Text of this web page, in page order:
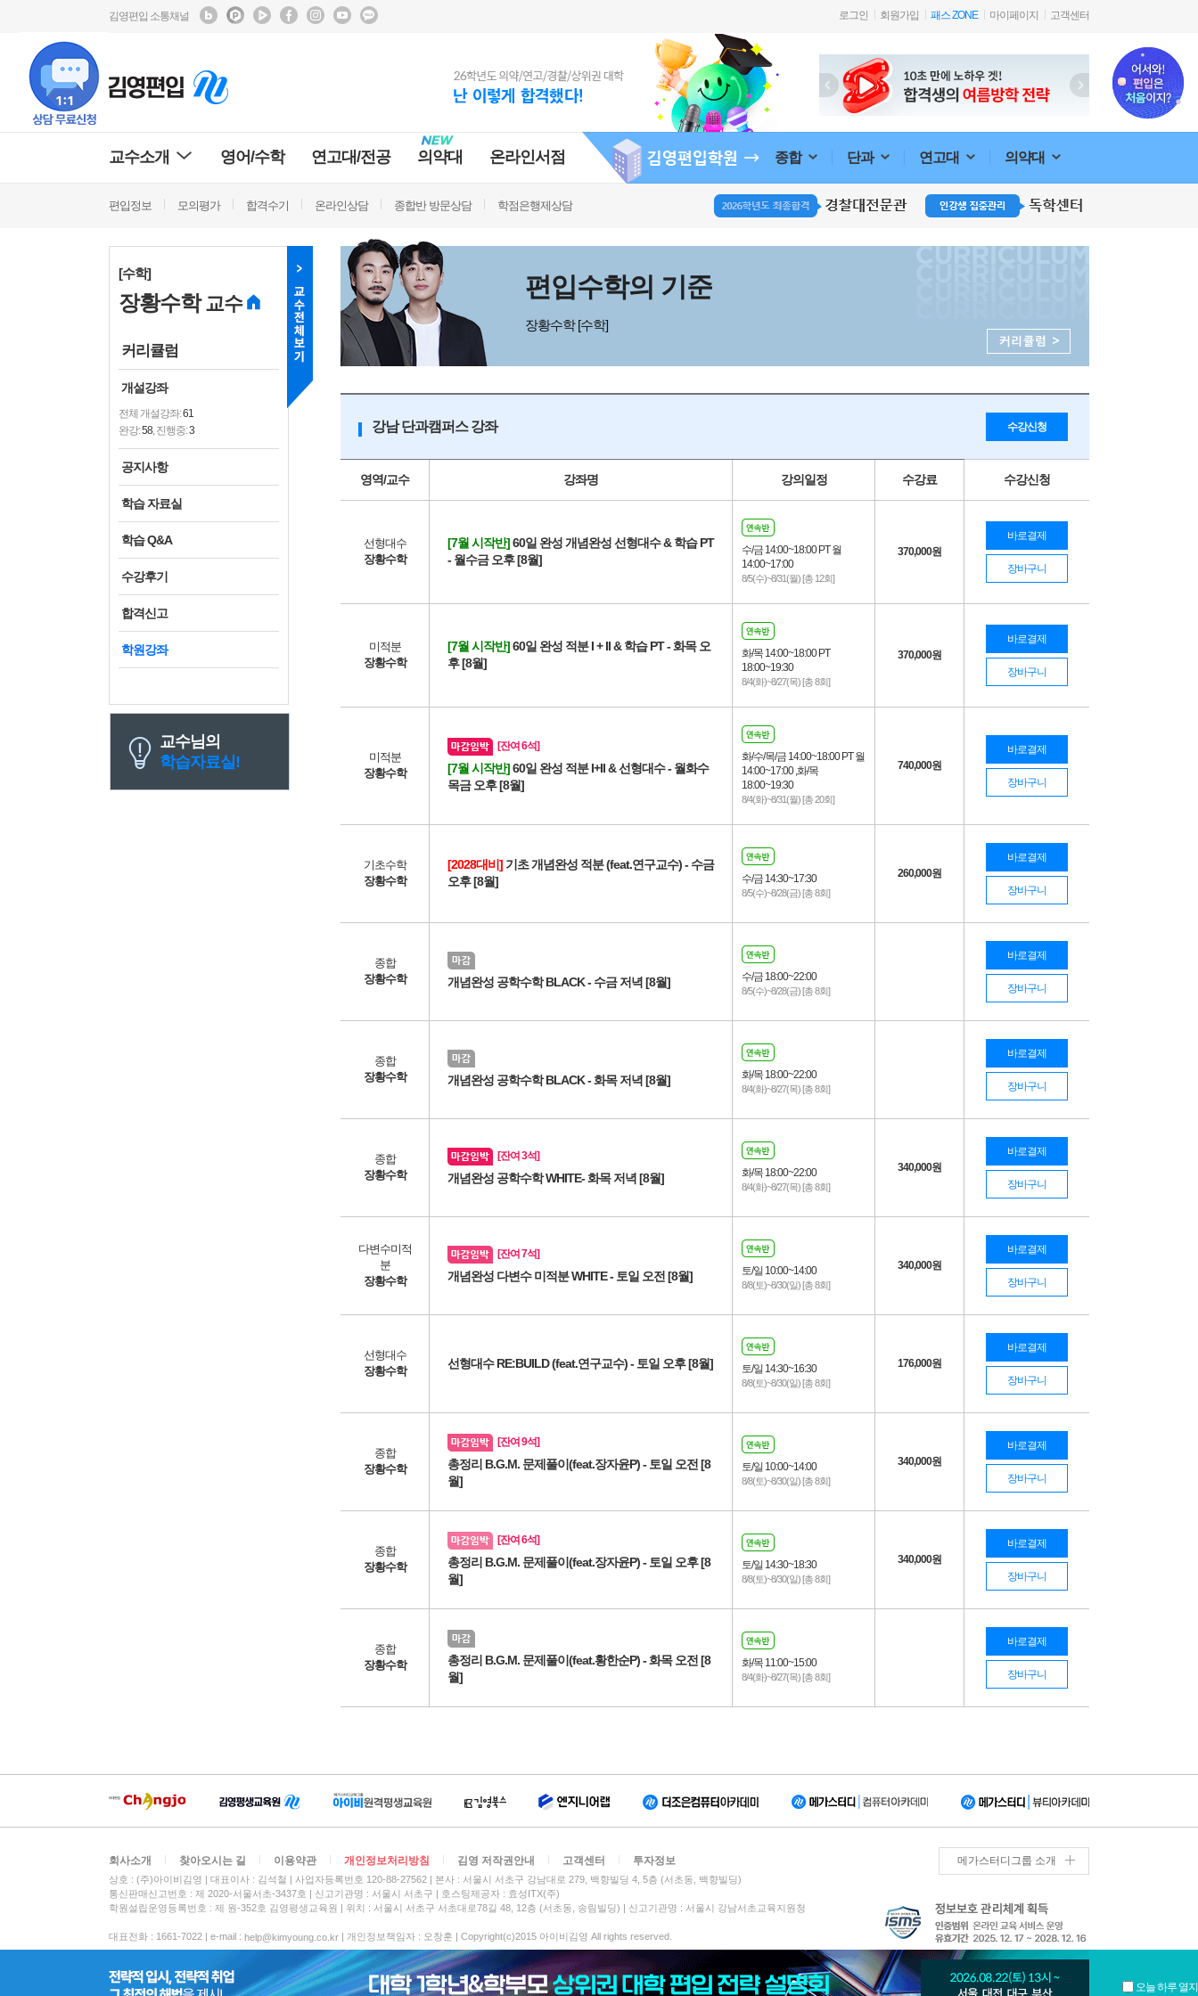
김영편입 소통채널 로그인 회원가입 패스 ZONE 마이페이지 고객센터
교수소개 영어/수학 연고대/전공 의약대 온라인서점 종합 단과 연고대 의약대
편입정보 모의평가 합격수기 온라인상담 종합반 방문상담 학점은행제상담
[수학]
장황수학교수
커리큘럼
개설강좌
전체 개설강좌:61
완강:58, 진행중:3
공지사항
학습 자료실
학습 Q&A
수강후기
합격신고
학원강좌
교수님의
학습자료실!
편입수학의 기준
장황수학 [수학]
강남 단과캠퍼스 강좌 수강신청
영역/교수 강좌명 강의일정 수강료 수강신청
선형대수
장황수학
[7월 시작반]60일 완성 개념완성 선형대수 & 학습 PT
- 월수금 오후 [8월]
수/금 14:00~18:00 PT 월
14:00~17:00
8/5(수)~8/31(월) [총 12회]
370,000원
바로결제
장바구니
미적분
장황수학
[7월 시작반]60일 완성 적분 I + II & 학습 PT - 화목 오
후 [8월]
화/목 14:00~18:00 PT
18:00~19:30
8/4(화)~8/27(목) [총 8회]
370,000원
바로결제
장바구니
미적분
장황수학
[잔여 6석]
[7월 시작반]60일 완성 적분 I+II & 선형대수 - 월화수
목금 오후 [8월]
화/수/목/금 14:00~18:00 PT 월
14:00~17:00 ,화/목
18:00~19:30
8/4(화)~8/31(월) [총 20회]
740,000원
바로결제
장바구니
기초수학
장황수학
[2028대비] 기초 개념완성 적분 (feat.연구교수) - 수금
오후 [8월]
수/금 14:30~17:30
8/5(수)~8/28(금) [총 8회]
260,000원
바로결제
장바구니
종합
장황수학
개념완성 공학수학 BLACK - 수금 저녁 [8월] 수/금 18:00~22:00
8/5(수)~8/28(금) [총 8회]
바로결제
장바구니
종합
장황수학
개념완성 공학수학 BLACK - 화목 저녁 [8월] 화/목 18:00~22:00
8/4(화)~8/27(목) [총 8회]
바로결제
장바구니
종합
장황수학
[잔여 3석]
개념완성 공학수학 WHITE- 화목 저녁 [8월] 화/목 18:00~22:00
8/4(화)~8/27(목) [총 8회]
340,000원
바로결제
장바구니
다변수미적
분
장황수학
[잔여 7석]
개념완성 다변수 미적분 WHITE - 토일 오전 [8월] 토/일 10:00~14:00
8/8(토)~8/30(일) [총 8회]
340,000원
바로결제
장바구니
선형대수
장황수학
선형대수 RE:BUILD (feat.연구교수) - 토일 오후 [8월] 토/일 14:30~16:30
8/8(토)~8/30(일) [총 8회]
176,000원
바로결제
장바구니
종합
장황수학
[잔여 9석]
총정리 B.G.M. 문제풀이(feat.장자윤P) - 토일 오전 [8
월]
토/일 10:00~14:00
8/8(토)~8/30(일) [총 8회]
340,000원
바로결제
장바구니
종합
장황수학
[잔여 6석]
총정리 B.G.M. 문제풀이(feat.장자윤P) - 토일 오후 [8
월]
토/일 14:30~18:30
8/8(토)~8/30(일) [총 8회]
340,000원
바로결제
장바구니
종합
장황수학
총정리 B.G.M. 문제풀이(feat.황한순P) - 화목 오전 [8
월]
화/목 11:00~15:00
8/4(화)~8/27(목) [총 8회]
바로결제
장바구니
회사소개 찾아오시는 길 이용약관 개인정보처리방침 김영 저작권안내 고객센터 투자정보 메가스터디그룹 소개
상호 : (주)아이비김영 대표이사 : 김석철 사업자등록번호 120-88-27562
본사 : 서울시 서초구 강남대로 279, 백향빌딩 4, 5층 (서초동, 백향빌딩)
통신판매신고번호 : 제 2020-서울서초-3437호
신고기관명 : 서울시 서초구
호스팅제공자 : 효성ITX(주)
학원설립운영등록번호 : 제 원-352호 김영평생교육원 | 위치 : 서울시 서초구 서초대로78길 48, 12층 (서초동, 송림빌딩) | 신고기관명 : 서울시 강남서초교육지원청
대표전화 : 1661-7022 | e-mail : help@kimyoung.co.kr | 개인정보책임자 : 오창훈 | Copyright(c)2015 아이비김영 All rights reserved.
오늘 하루 열